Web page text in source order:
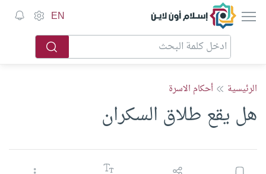
إسلام أون لاين EN
الرئيسية أحكام الاسرة
هل يقع طلاق السكران